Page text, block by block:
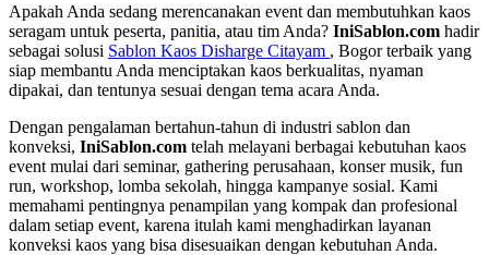
Apakah Anda sedang merencanakan event dan membutuhkan kaos
seragam untuk peserta, panitia, atau tim Anda? IniSablon.com hadir
sebagai solusi Sablon Kaos Disharge Citayam , Bogor terbaik yang
siap membantu Anda menciptakan kaos berkualitas, nyaman
dipakai, dan tentunya sesuai dengan tema acara Anda.
Dengan pengalaman bertahun-tahun di industri sablon dan
konveksi, IniSablon.com telah melayani berbagai kebutuhan kaos
event mulai dari seminar, gathering perusahaan, konser musik, fun
run, workshop, lomba sekolah, hingga kampanye sosial. Kami
memahami pentingnya penampilan yang kompak dan profesional
dalam setiap event, karena itulah kami menghadirkan layanan
konveksi kaos yang bisa disesuaikan dengan kebutuhan Anda.